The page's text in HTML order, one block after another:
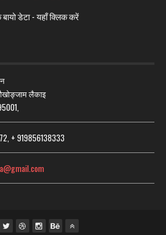
डेटा - यहाँ क्लिक करें
लैकाइ
+ 919856138333